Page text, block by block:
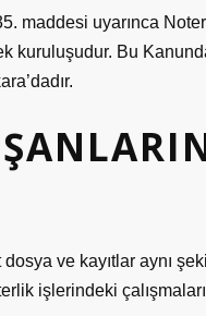
maddesi uyarınca
kuruluşudur. Bu
ve kayıtlar aynı
işlerindeki